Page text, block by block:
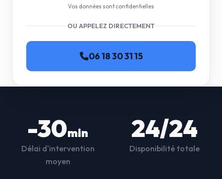
Vos données sont confidentielles
OU APPELEZ DIRECTEMENT
06 18 30 31 15
-30min
Délai d'intervention
moyen
24/24
Disponibilité totale